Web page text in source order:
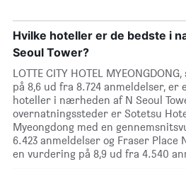
Hvilke hoteller er de bedste i
Seoul Tower?
LOTTE CITY HOTEL
på 8,6 ud fra 8.724 anmeldelser,
hoteller i nærheden af N Seoul
overnatningssteder er Sotetsu
Myeongdong med en
6.423 anmeldelser og Fraser Place
en vurdering på 8,9 ud fra 4.540